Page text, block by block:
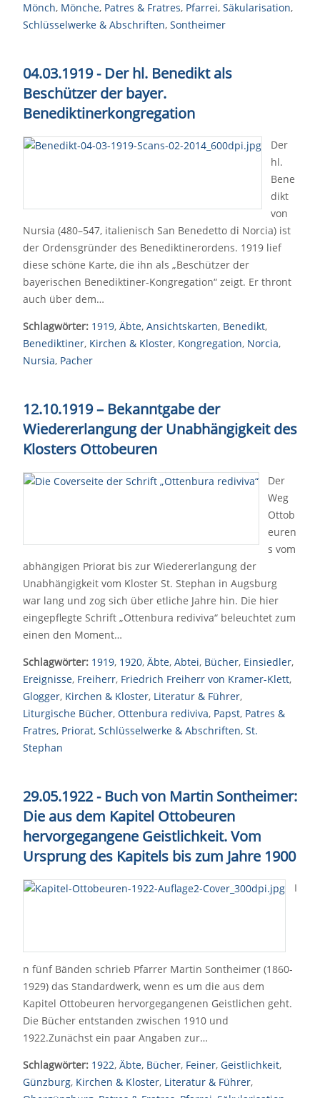
Mönch, Mönche, Patres & Fratres, Pfarrei, Säkularisation,
Schlüsselwerke & Abschriften, Sontheimer
04.03.1919 - Der hl. Benedikt als
Beschützer der bayer.
Benediktinerkongregation
Der
hl.
Bene
dikt
von
Nursia (480–547, italienisch San Benedetto di Norcia) ist
der Ordensgründer des Benediktinerordens. 1919 lief
diese schöne Karte, die ihn als „Beschützer der
bayerischen Benediktiner-Kongregation“ zeigt. Er thront
auch über dem…
Schlagwörter: 1919, Äbte, Ansichtskarten, Benedikt,
Benediktiner, Kirchen & Kloster, Kongregation, Norcia,
Nursia, Pacher
12.10.1919 – Bekanntgabe der
Wiedererlangung der Unabhängigkeit des
Klosters Ottobeuren
Der
Weg
Ottob
euren
s vom
abhängigen Priorat bis zur Wiedererlangung der
Unabhängigkeit vom Kloster St. Stephan in Augsburg
war lang und zog sich über etliche Jahre hin. Die hier
eingepflegte Schrift „Ottenbura rediviva“ beleuchtet zum
einen den Moment…
Schlagwörter: 1919, 1920, Äbte, Abtei, Bücher, Einsiedler,
Ereignisse, Freiherr, Friedrich Freiherr von Kramer-Klett,
Glogger, Kirchen & Kloster, Literatur & Führer,
Liturgische Bücher, Ottenbura rediviva, Papst, Patres &
Fratres, Priorat, Schlüsselwerke & Abschriften, St.
Stephan
29.05.1922 - Buch von Martin Sontheimer:
Die aus dem Kapitel Ottobeuren
hervorgegangene Geistlichkeit. Vom
Ursprung des Kapitels bis zum Jahre 1900
I
n fünf Bänden schrieb Pfarrer Martin Sontheimer (1860-
1929) das Standardwerk, wenn es um die aus dem
Kapitel Ottobeuren hervorgegangenen Geistlichen geht.
Die Bücher entstanden zwischen 1910 und
1922.Zunächst ein paar Angaben zur…
Schlagwörter: 1922, Äbte, Bücher, Feiner, Geistlichkeit,
Günzburg, Kirchen & Kloster, Literatur & Führer,